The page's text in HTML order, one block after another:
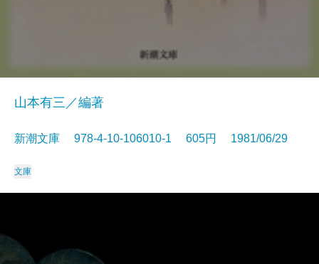
山本有三／編著
新潮文庫 978-4-10-106010-1 605円 1981/06/29
文庫